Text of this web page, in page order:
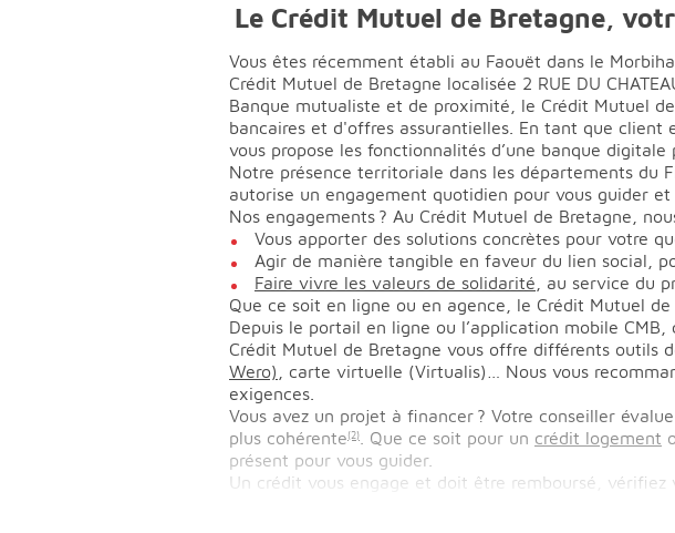
Le Crédit Mutuel de Bretagne,
Vous êtes récemment établi au Faouët dans le
Crédit Mutuel de Bretagne localisée 2 RUE DU
Banque mutualiste et de proximité, le Crédit Mutuel
bancaires et d'offres assurantielles. En tant que client
vous propose les fonctionnalités d’une banque
Notre présence territoriale dans les départements du
autorise un engagement quotidien pour vous guider
Nos engagements ? Au Crédit Mutuel de Bretagne,
Vous apporter des solutions concrètes pour votre
Agir de manière tangible en faveur du lien social,
Faire vivre les valeurs de solidarité , au service du
Que ce soit en ligne ou en agence, le Crédit Mutuel
Depuis le portail en ligne ou l’application mobile
Crédit Mutuel de Bretagne vous offre différents outils
Wero)
, carte virtuelle (Virtualis)… Nous vous
exigences.
Vous avez un projet à financer ? Votre conseiller
plus cohérente(2) . Que ce soit pour un crédit logement
présent pour vous guider.
Un crédit vous engage et doit être remboursé,